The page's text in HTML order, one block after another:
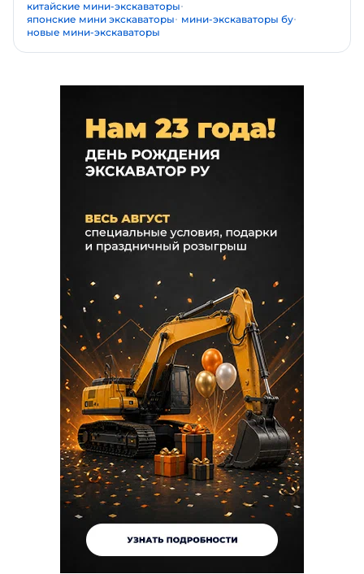
китайские мини-экскаваторы
японские мини экскаваторы
мини-экскаваторы бу
новые мини-экскаваторы